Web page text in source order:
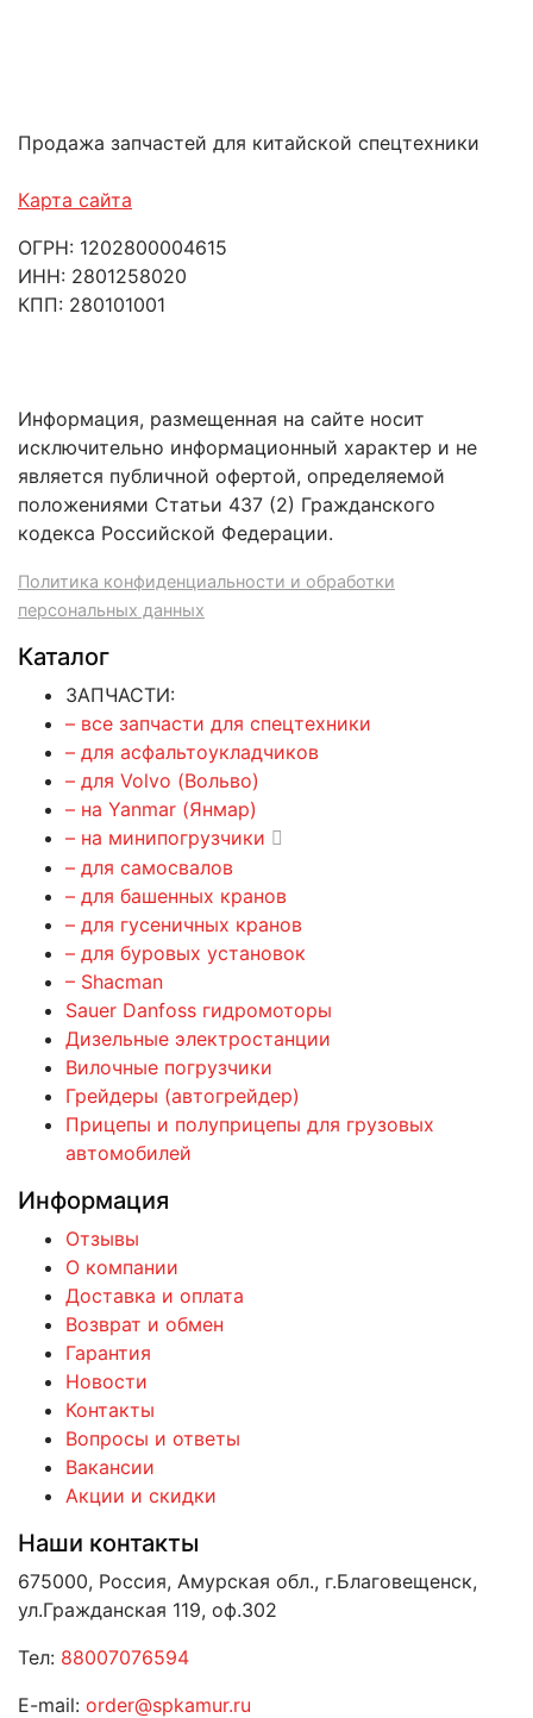
Продажа запчастей для китайской спецтехники
Карта сайта
ОГРН: 1202800004615
ИНН: 2801258020
КПП: 280101001
Информация, размещенная на сайте носит
исключительно информационный характер и не
является публичной офертой, определяемой
положениями Статьи 437 (2) Гражданского
кодекса Российской Федерации.
Политика конфиденциальности и обработки
персональных данных
Каталог
ЗАПЧАСТИ:
– все запчасти для спецтехники
– для асфальтоукладчиков
– для Volvo (Вольво)
– на Yanmar (Янмар)
– на минипогрузчики
– для самосвалов
– для башенных кранов
– для гусеничных кранов
– для буровых установок
– Shacman
Sauer Danfoss гидромоторы
Дизельные электростанции
Вилочные погрузчики
Грейдеры (автогрейдер)
Прицепы и полуприцепы для грузовых
автомобилей
Информация
Отзывы
О компании
Доставка и оплата
Возврат и обмен
Гарантия
Новости
Контакты
Вопросы и ответы
Вакансии
Акции и скидки
Наши контакты
675000, Россия, Амурская обл., г.Благовещенск,
ул.Гражданская 119, оф.302
Тел: 88007076594
E-mail: order@spkamur.ru